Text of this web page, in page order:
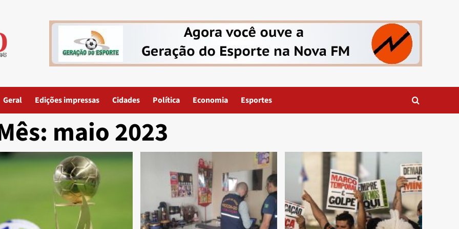
Geral Edições impressas Cidades Política Economia Esportes
maio 2023